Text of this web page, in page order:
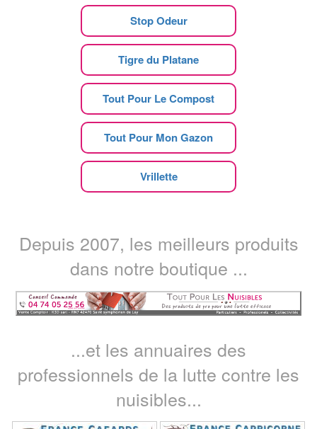
Stop Odeur
Tigre du Platane
Tout Pour Le Compost
Tout Pour Mon Gazon
Vrillette
Depuis 2007, les meilleurs produits
dans notre boutique ...
...et les annuaires des
professionnels de la lutte contre les
nuisibles...